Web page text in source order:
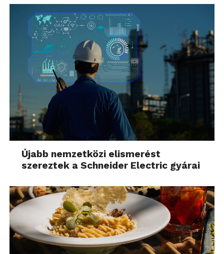
Újabb nemzetközi elismerést
szereztek a Schneider Electric gyárai